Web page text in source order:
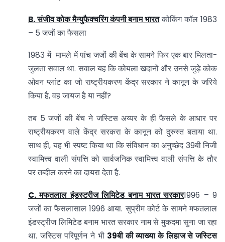
B. संजीव कोक मैन्युफैक्चरिंग कंपनी बनाम भारतकोकिंग कॉल 1983
– 5 जजों का फैसला
1983 में मामले में पांच जजों की बेंच के सामने फिर एक बार मिलता-
जुलता सवाल था. सवाल यह कि कोयला खदानों और उनसे जुड़े कोक
ओवन प्लांट का जो राष्ट्रीयकरण केंद्र सरकार ने कानून के जरिये
किया है, वह जायज है या नहीं?
तब 5 जजों की बेंच ने जस्टिस अय्यर के ही फैसले के आधार पर
राष्ट्रीयकरण वाले केंद्र सरकरा के कानून को दुरुस्त बताया था.
साथ ही, यह भी स्पष्ट किया था कि संविधान का अनुच्छेद 39बी निजी
स्वामित्त्व वाली संपत्ति को सार्वजनिक स्वामित्त्व वाली संपत्ति के तौर
पर तब्दील करने का दायरा देता है.
C. मफतलाल इंडस्टरीज लिमिटेड बनाम भारत सरकार1996 – 9
जजों का फैसलासाल 1996 आया. सुप्रीम कोर्ट के सामने मफतलाल
इंडस्ट्रीज लिमिटेड बनाम भारत सरकार नाम से मुकदमा सुना जा रहा
था. जस्टिस परिपूर्णन ने भी 39बी की व्याख्या के लिहाज से जस्टिस